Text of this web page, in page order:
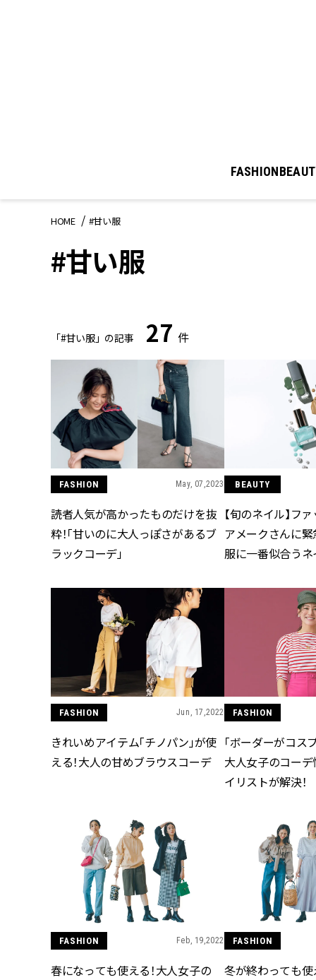
FASHION
HOME #甘い服
#甘い服
「#甘い服」の記事 27 件
FASHION May, 07,2023
読者人気が高かったものだけを抜
粋！「甘いのに大人っぽさがあるブ
ラックコーデ」
BEAUTY
【旬のネイル】フ
アメークさんに緊
服に一番似合うネ
FASHION Jun, 17,2022
きれいめアイテム「チノパン」が使
える！大人の甘めブラウスコーデ
FASHION
「ボーダーがコス
大人女子のコー
イリストが解決！
FASHION Feb, 19,2022
春になっても使える！大人女子の
FASHION
冬が終わっても使